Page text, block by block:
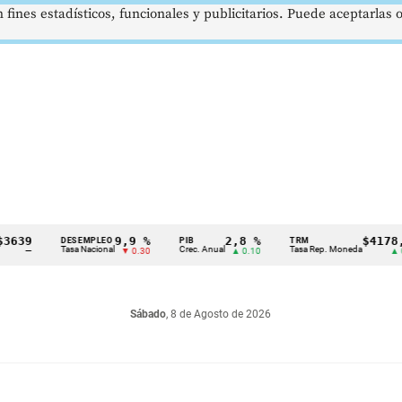
DESEMPLEO
Tasa Nacional
9,9 %
▼ 0.30
PIB
Crec. Anual
2,8 %
▲ 0.10
TRM
Tasa Rep. Moneda
$4178,23
▲ 0.42
Sábado, 8 de Agosto de 2026
estadísticos, funcionales y publicitarios. Puede aceptarlas